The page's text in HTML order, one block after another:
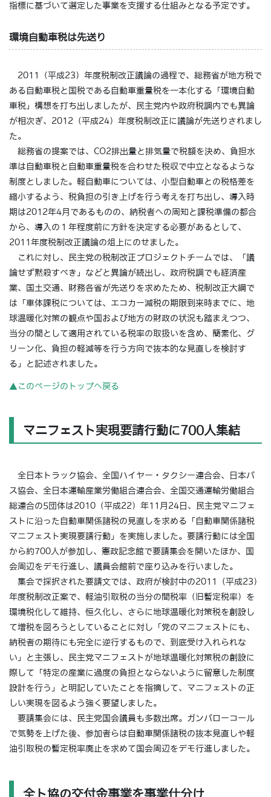
指標に基づいて選定した事業を支援する仕組みとなる予定です。
環境自動車税は先送り
2011（平成23）年度税制改正議論の過程で、総務省が地方税で
ある自動車税と国税である自動車重量税を一本化する「環境自動
車税」構想を打ち出しましたが、民主党内や政府税調内でも異論
が相次ぎ、2012（平成24）年度税制改正に議論が先送りされまし
た。
総務省の提案では、CO2排出量と排気量で税額を決め、負担水
準は自動車税と自動車重量税を合わせた税収で中立となるような
制度としました。軽自動車については、小型自動車との税格差を
縮小するよう、税負担の引き上げを行う考えを打ち出し、導入時
期は2012年4月であるものの、納税者への周知と課税準備の都合
から、導入の１年程度前に方針を決定する必要があるとして、
2011年度税制改正議論の俎上にのせました。
これに対し、民主党の税制改正プロジェクトチームでは、「議
論せず黙殺すべき」などと異論が続出し、政府税調でも経済産
業、国土交通、財務各省が先送りを求めたため、税制改正大綱で
は「車体課税については、エコカー減税の期限到来時までに、地
球温暖化対策の観点や国および地方の財政の状況も踏まえつつ、
当分の間として適用されている税率の取扱いを含め、簡素化、グ
リーン化、負担の軽減等を行う方向で抜本的な見直しを検討す
る」と記述されました。
▲このページのトップへ戻る
マニフェスト実現要請行動に700人集結
全日本トラック協会、全国ハイヤー・タクシー連合会、日本バ
ス協会、全日本運輸産業労働組合連合会、全国交通運輸労働組合
総連合の5団体は2010（平成22）年11月24日、民主党マニフェ
ストに沿った自動車関係諸税の見直しを求める「自動車関係諸税
マニフェスト実現要請行動」を実施しました。要請行動には全国
から約700人が参加し、憲政記念館で要請集会を開いたほか、国
会周辺をデモ行進し、議員会館前で座り込みを行いました。
集会で採択された要請文では、政府が検討中の2011（平成23）
年度税制改正案で、軽油引取税の当分の間税率（旧暫定税率）を
環境税化して維持、恒久化し、さらに地球温暖化対策税を創設し
て増税を図ろうとしていることに対し「党のマニフェストにも、
納税者の期待にも完全に逆行するもので、到底受け入れられな
い」と主張し、民主党マニフェストが地球温暖化対策税の創設に
際して「特定の産業に過度の負担とならないように留意した制度
設計を行う」と明記していたことを指摘して、マニフェストの正
しい実現を図るよう強く要望しました。
要請集会には、民主党国会議員も多数出席。ガンバローコール
で気勢を上げた後、参加者らは自動車関係諸税の抜本見直しや軽
油引取税の暫定税率廃止を求めて国会周辺をデモ行進しました。
全ト協の交付金事業を事業仕分け